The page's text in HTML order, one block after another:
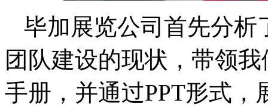
毕加展览公司首先分析
团队建设的现状，带领
手册，并通过PPT形式